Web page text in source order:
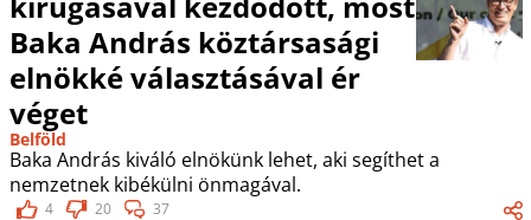
Baka András köztársasági
elnökké választásával ér
véget
Belföld
Baka András kiváló elnökünk lehet, aki segíthet a
nemzetnek kibékülni önmagával.
4 20 37